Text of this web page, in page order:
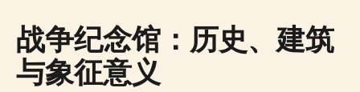
战争纪念馆：历史、建筑
与象征意义